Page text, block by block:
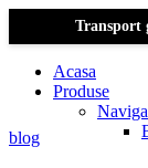
Transport
Acasa
Produse
blog